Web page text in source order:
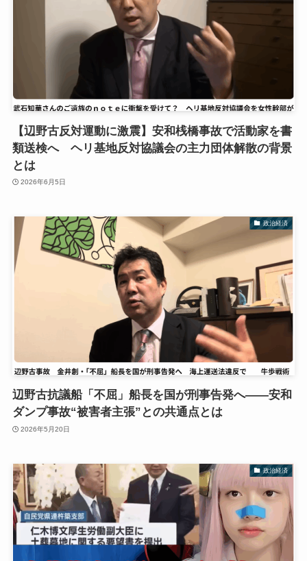
【辺野古反対運動に激震】安和桟橋事故で活動家を書
類送検へ ヘリ基地反対協議会の主力団体解散の背景
とは
2026年6月5日
政治経済
辺野古抗議船「不屈」船長を国が刑事告発へ――安和
ダンプ事故“被害者主張”との共通点とは
2026年5月20日
政治経済